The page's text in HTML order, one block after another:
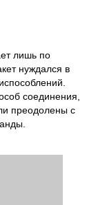
лишь по
нуждался в
соединения,
преодолены с